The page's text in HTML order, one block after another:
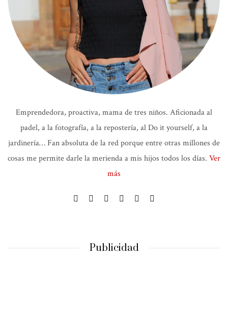
Emprendedora, proactiva, mama de tres niños. Aficionada al
padel, a la fotografía, a la repostería, al Do it yourself, a la
jardinería… Fan absoluta de la red porque entre otras millones de
cosas me permite darle la merienda a mis hijos todos los días. Ver
más
Publicidad